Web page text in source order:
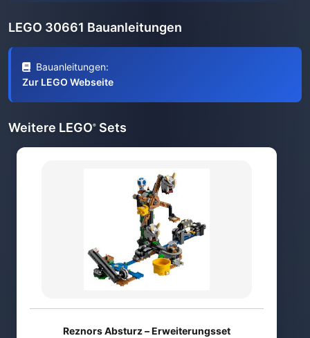
LEGO 30661 Bauanleitungen
Bauanleitungen:
Zur LEGO Webseite
Weitere LEGO® Sets
Reznors Absturz – Erweiterungsset